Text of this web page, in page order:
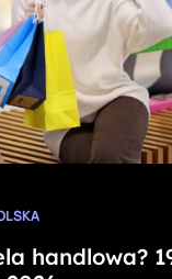
handlowa?